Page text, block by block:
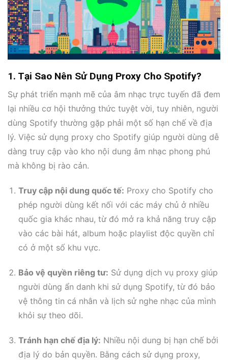
1. Tại Sao Nên Sử Dụng Proxy Cho Spotify?
Sự phát triển mạnh mẽ của âm nhạc trực tuyến đã đem
lại nhiều cơ hội thưởng thức tuyệt vời, tuy nhiên, người
dùng Spotify thường gặp phải một số hạn chế về địa
lý. Việc sử dụng proxy cho Spotify giúp người dùng dễ
dàng truy cập vào kho nội dung âm nhạc phong phú
mà không bị rào cản.
Truy cập nội dung quốc tế: Proxy cho Spotify cho
phép người dùng kết nối với các máy chủ ở nhiều
quốc gia khác nhau, từ đó mở ra khả năng truy cập
vào các bài hát, album hoặc playlist độc quyền chỉ
có ở một số khu vực.
Bảo vệ quyền riêng tư: Sử dụng dịch vụ proxy giúp
người dùng ẩn danh khi sử dụng Spotify, từ đó bảo
vệ thông tin cá nhân và lịch sử nghe nhạc của mình
khỏi sự theo dõi.
Tránh hạn chế địa lý: Nhiều nội dung bị hạn chế bởi
địa lý do bản quyền. Bằng cách sử dụng proxy,